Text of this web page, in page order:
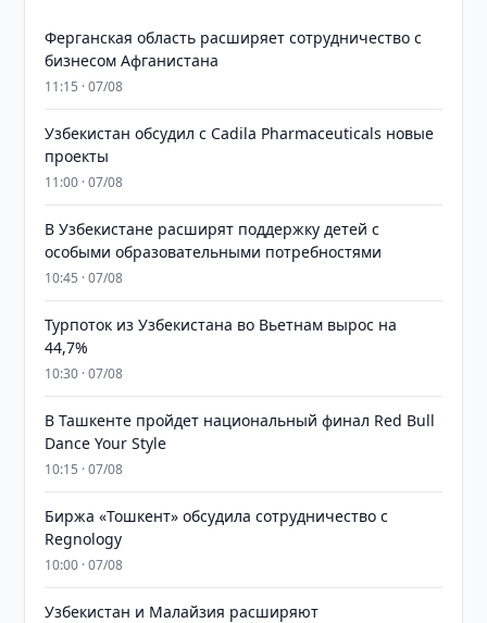
Ферганская область расширяет сотрудничество с
бизнесом Афганистана
11:15 · 07/08
Узбекистан обсудил с Cadila Pharmaceuticals новые
проекты
11:00 · 07/08
В Узбекистане расширят поддержку детей с
особыми образовательными потребностями
10:45 · 07/08
Турпоток из Узбекистана во Вьетнам вырос на
44,7%
10:30 · 07/08
В Ташкенте пройдет национальный финал Red Bull
Dance Your Style
10:15 · 07/08
Биржа «Тошкент» обсудила сотрудничество с
Regnology
10:00 · 07/08
Узбекистан и Малайзия расширяют